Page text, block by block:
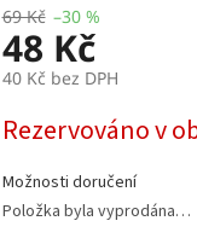
69 Kč –30 %
48 Kč
40 Kč bez DPH
cena:
Rezervováno v
Možnosti doručení
Položka byla vyprodána…